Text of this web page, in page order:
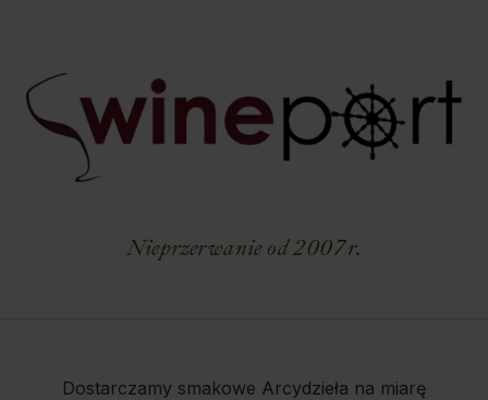
Nieprzerwanie od 2007 r.
Dostarczamy smakowe Arcydzieła na miarę